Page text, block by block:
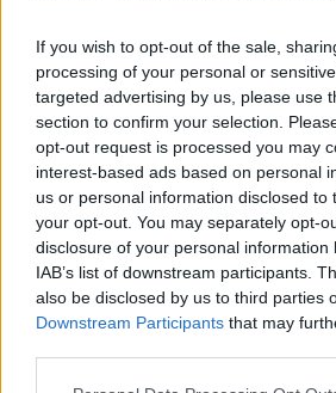
If you wish to opt-out of the sale,
processing of your personal or
targeted advertising by us, please use
section to confirm your selection.
opt-out request is processed you may
interest-based ads based on personal
us or personal information disclosed to
your opt-out. You may separately opt-
disclosure of your personal information
IAB’s list of downstream participants.
also be disclosed by us to third parties
Downstream Participants that may
PEOPLE AND STYLE
Καλεσμένη σε γάμο το
Μπόμπα εμπνέει με ντελικάτο
απόχρωση